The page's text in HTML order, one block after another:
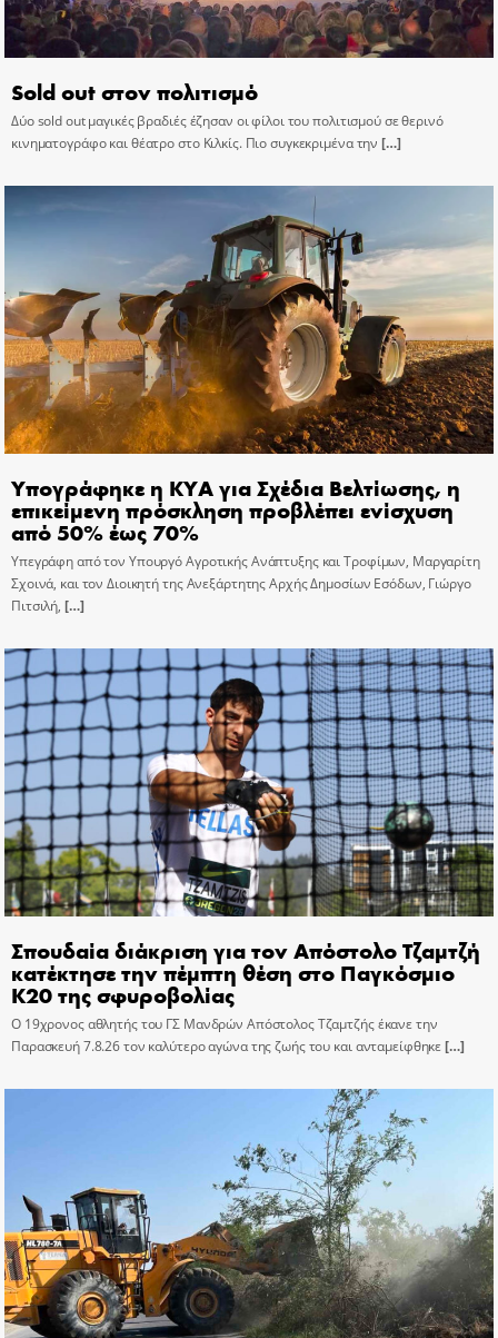
Sold out στον πολιτισμό
Δύο sold out μαγικές βραδιές έζησαν οι φίλοι του πολιτισμού σε θερινό
κινηματογράφο και θέατρο στο Κιλκίς. Πιο συγκεκριμένα την […]
Υπογράφηκε η ΚΥΑ για Σχέδια Βελτίωσης, η
επικείμενη πρόσκληση προβλέπει ενίσχυση
από 50% έως 70%
Υπεγράφη από τον Υπουργό Αγροτικής Ανάπτυξης και Τροφίμων, Μαργαρίτη
Σχοινά, και τον Διοικητή της Ανεξάρτητης Αρχής Δημοσίων Εσόδων, Γιώργο
Πιτσιλή, […]
Σπουδαία διάκριση για τον Απόστολο Τζαμτζή
κατέκτησε την πέμπτη θέση στο Παγκόσμιο
Κ20 της σφυροβολίας
Ο 19χρονος αθλητής του ΓΣ Μανδρών Απόστολος Τζαμτζής έκανε την
Παρασκευή 7.8.26 τον καλύτερο αγώνα της ζωής του και ανταμείφθηκε[…]